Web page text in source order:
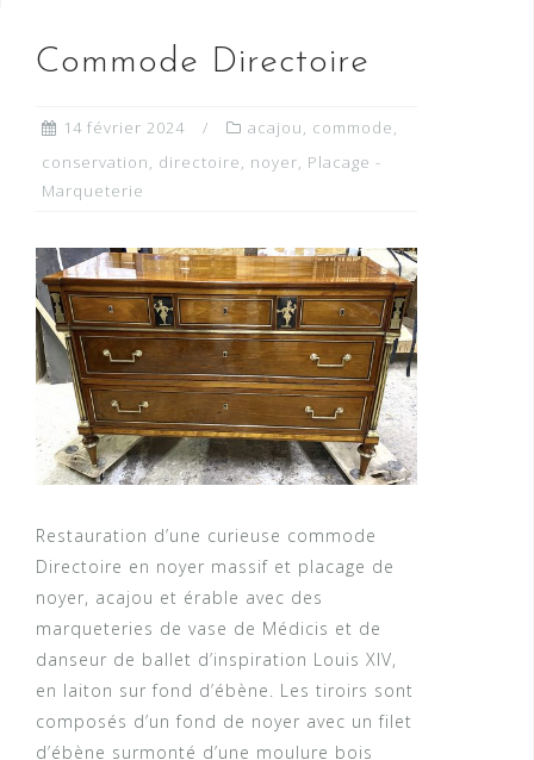
Commode Directoire
14 février 2024 acajou, commode,
conservation, directoire, noyer, Placage -
Marqueterie
Restauration d’une curieuse commode
Directoire en noyer massif et placage de
noyer, acajou et érable avec des
marqueteries de vase de Médicis et de
danseur de ballet d’inspiration Louis XIV,
en laiton sur fond d’ébène. Les tiroirs sont
composés d’un fond de noyer avec un filet
d’ébène surmonté d’une moulure bois